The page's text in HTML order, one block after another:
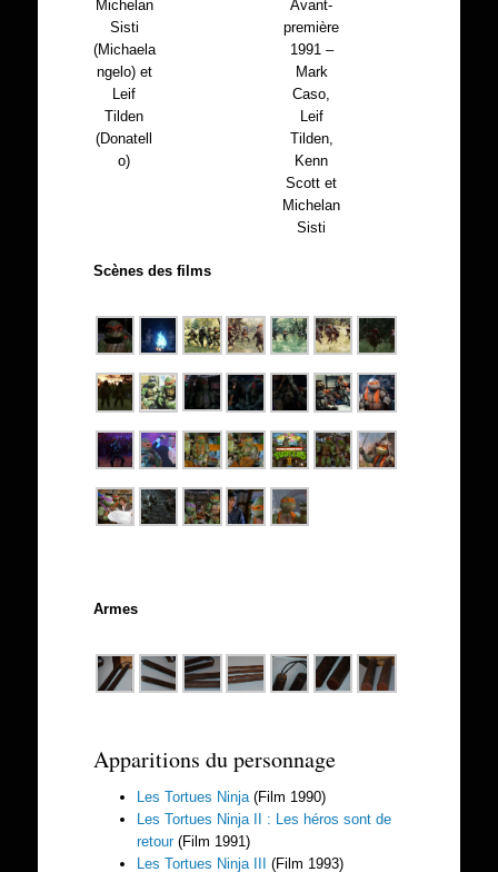
Michelan
Sisti
(Michaela
ngelo) et
Leif
Tilden
(Donatell
o)
Avant-
première
1991 –
Mark
Caso,
Leif
Tilden,
Kenn
Scott et
Michelan
Sisti
Scènes des films
Armes
Apparitions du personnage
Les Tortues Ninja(Film 1990)
Les Tortues Ninja II : Les héros sont de
retour(Film 1991)
Les Tortues Ninja III
(Film 1993)